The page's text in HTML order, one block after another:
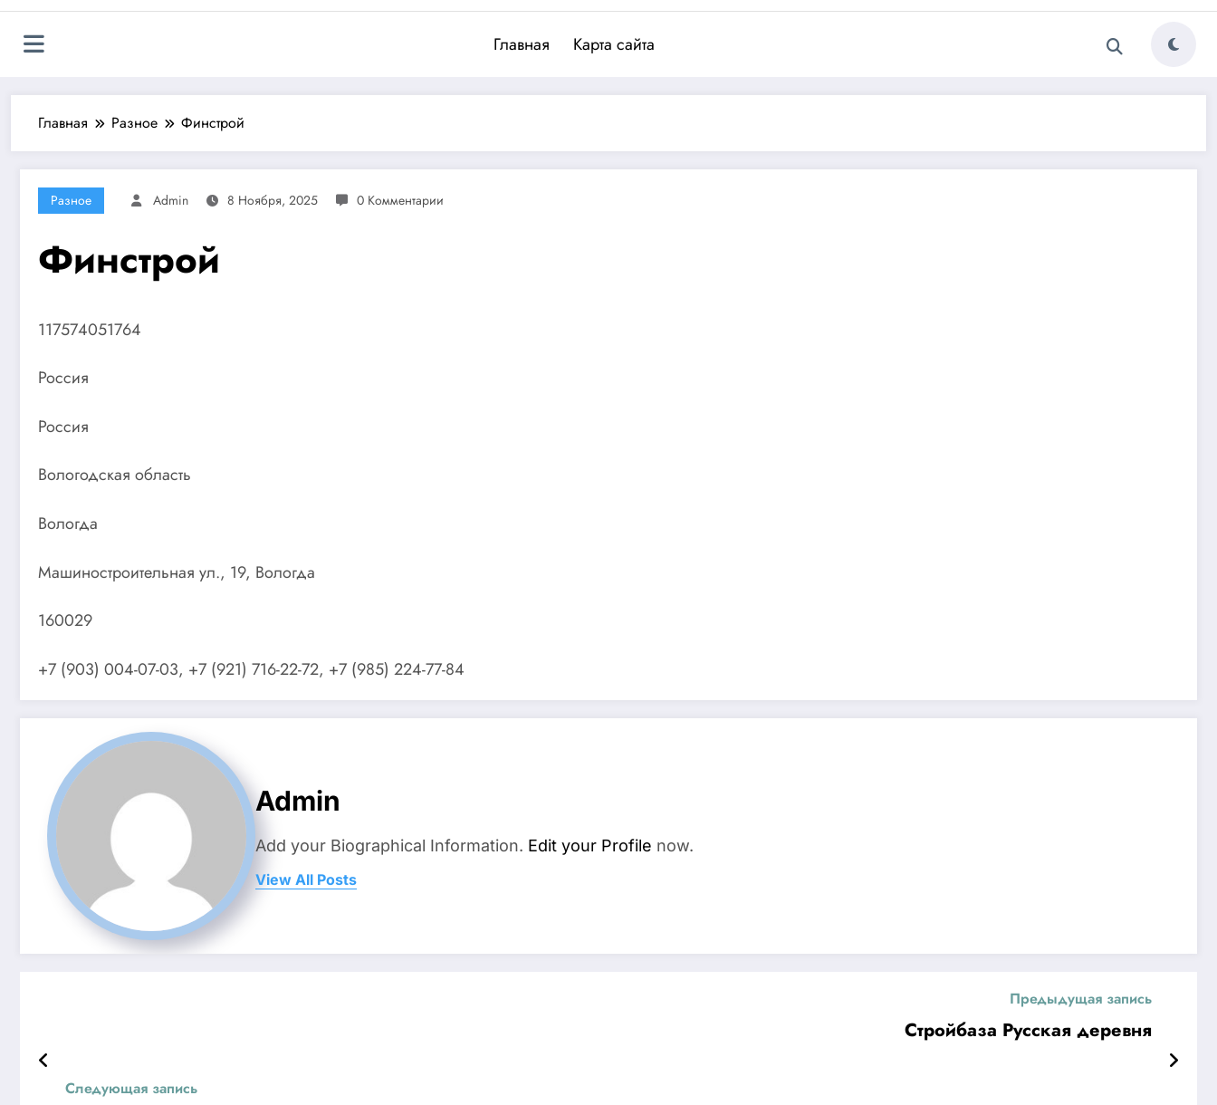
Главная Карта сайта
Главная Разное Финстрой
Разное Admin 8 Ноября, 2025 0 Комментарии
Финстрой
117574051764
Россия
Россия
Вологодская область
Вологда
Машиностроительная ул., 19, Вологда
160029
+7 (903) 004-07-03, +7 (921) 716-22-72, +7 (985) 224-77-84
Admin
Add your Biographical Information. Edit your Profile now.
View All Posts
Предыдущая запись
Стройбаза Русская деревня
Следующая запись